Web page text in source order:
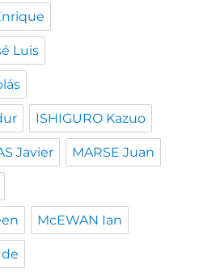
Luis
ISHIGURO Kazuo
Javier MARSE Juan
McEWAN Ian